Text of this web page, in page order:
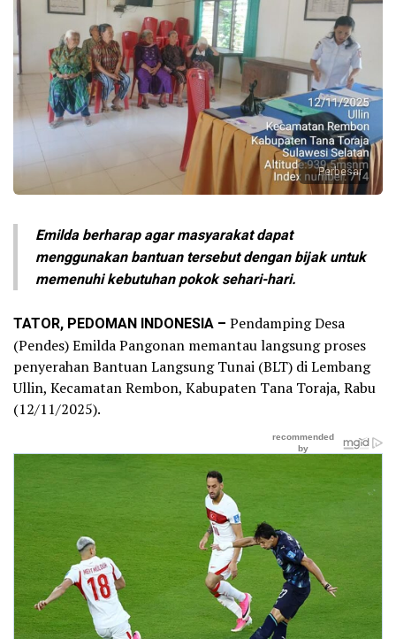
Perbesar
Emilda berharap agar masyarakat dapat
menggunakan bantuan tersebut dengan bijak untuk
memenuhi kebutuhan pokok sehari-hari.
TATOR, PEDOMAN INDONESIA – Pendamping Desa
(Pendes) Emilda Pangonan memantau langsung proses
penyerahan Bantuan Langsung Tunai (BLT) di Lembang
Ullin, Kecamatan Rembon, Kabupaten Tana Toraja, Rabu
(12/11/2025).